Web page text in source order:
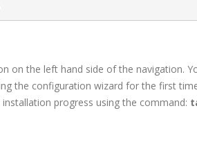
on the left hand side of the navigation.
the configuration wizard for the first
progress using the command: